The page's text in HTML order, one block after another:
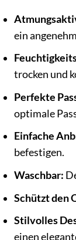
ein
trocken und
Perfekte
optimale
Einfache
befestigen.
Waschbar:
Schützt den
Stilvolles
einen